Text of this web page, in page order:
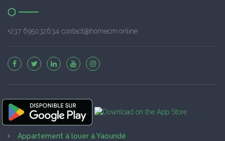
+237 695032634 contact@homecm.online
Appartement à louer à Yaoundé